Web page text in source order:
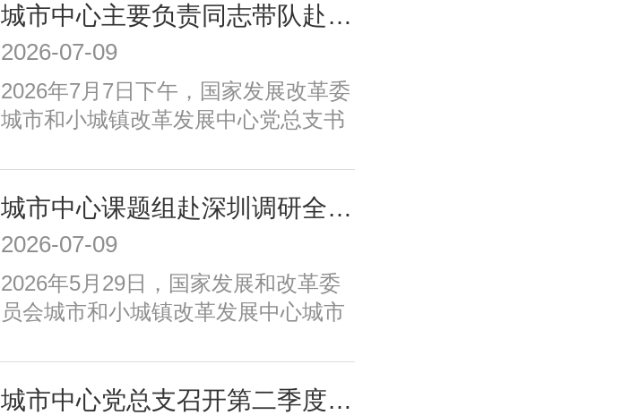
城市、安全可靠的韧性城市、崇德向
善的文明城市、便捷高效的智慧城市
等重点任务，优化以构建新体系、培
育新动能、服务全年龄、保障全要素
为重点的政策体系，走出一条具有中
国特色的现代化城市道路。
成效；同时，也面临着转变发展方
式、培育发展动能、提升功能品质、
推动精细治理、增强城市韧性等转型
发展任务。为实现以上目标，必须紧
城市、安全可靠的韧性城市、崇德向
善的文明城市、便捷高效的智慧城市
等重点任务，优化以构建新体系、培
育新动能、服务全年龄、保障全要素
为重点的政策体系，走出一条具有中
国特色的现代化城市道路。
城市中心主要负责同志带队赴摩尔线程“夸娥”北京智算中心专题调研
2026-07-09
2026年7月7日下午，国家发展改革委
城市和小城镇改革发展中心党总支书
娥”北京智算中心开展专题调研。
城市中心课题组赴深圳调研全国人才大数据平台福田区学生学习力项目应用情况
2026-07-09
​2026年5月29日，国家发展和改革委
员会城市和小城镇改革发展中心城市
国人才大数据平台在基础教育学生学
习力评价领域的落地应用工作。
城市中心党总支召开第二季度全体党员大会